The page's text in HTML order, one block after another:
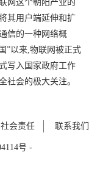
网这个朝阳产业的
其用户端延伸和扩
信的一种网络概
”以来,物联网被正式
写入国家政府工作
社会的极大关注。
社会责任 联系我们
号 -